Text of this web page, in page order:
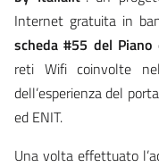
Internet gratuita in
scheda #55 del
reti Wifi coinvolte
dell’esperienza del
ed ENIT.
Una volta effettuato